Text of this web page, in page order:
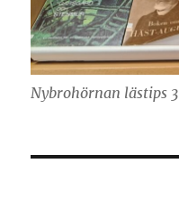
Nybrohörnan lästips 3